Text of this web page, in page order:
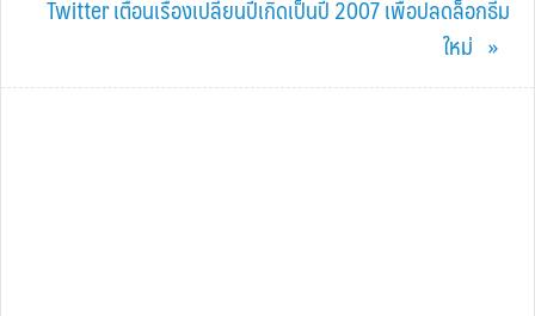
Next
Twitter เตือนเรื่องเปลี่ยนปีเกิดเป็นปี 2007 เพื่อปลดล็อกธีม
ใหม่ »